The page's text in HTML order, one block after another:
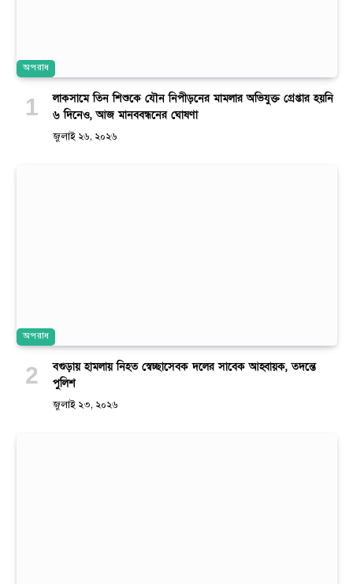
অপরাধ
লাকসামে তিন শিশুকে যৌন নিপীড়নের মামলার অভিযুক্ত গ্রেপ্তার হয়নি
৬ দিনেও, আজ মানববন্ধনের ঘোষণা
জুলাই ২৬, ২০২৬
অপরাধ
বগুড়ায় হামলায় নিহত স্বেচ্ছাসেবক দলের সাবেক আহ্বায়ক, তদন্তে
পুলিশ
জুলাই ২৩, ২০২৬